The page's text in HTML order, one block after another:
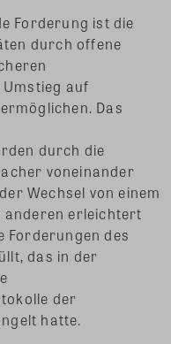
Forderung ist die
durch offene
auf
Das
durch die
voneinander
Wechsel von einem
anderen erleichtert
Forderungen des
das in der
der
hatte.